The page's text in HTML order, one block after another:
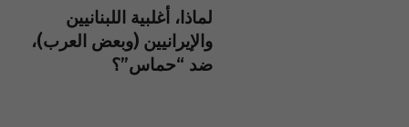
لماذا، أغلبية اللبنانيين
والإيرانيين (وبعض العرب)،
ضد “حماس”؟